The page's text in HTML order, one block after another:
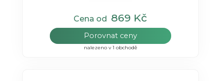
Cena od 869 Kč
Porovnat ceny
nalezeno v 1 obchodě